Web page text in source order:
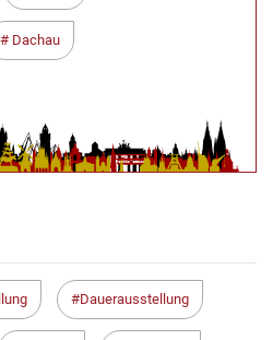
Dachau
Dauerausstellung